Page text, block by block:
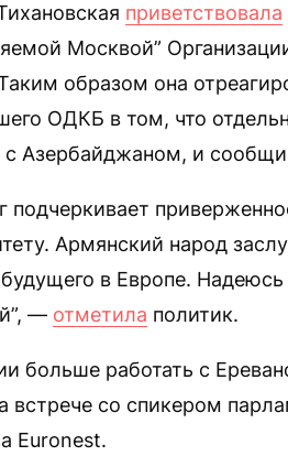
приветствовала
Москвой”
образом она
ОДКБ в том, что
Азербайджаном, и
подчеркивает
Армянский народ
в Европе. Надеюсь
— отметила политик.
больше работать с
встрече со спикером
Euronest.